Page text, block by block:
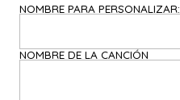
NOMBRE PARA PERSONALIZAR:
NOMBRE DE LA CANCIÓN